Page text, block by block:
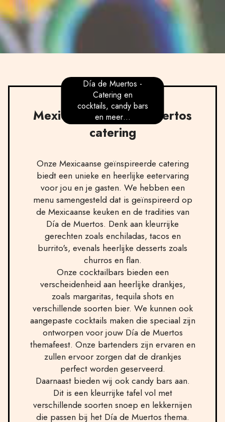
Día de Muertos -
Catering en
cocktails, candy bars
en meer…
Mexicaanse Día de Muertos
catering
Onze Mexicaanse geïnspireerde catering
biedt een unieke en heerlijke eetervaring
voor jou en je gasten. We hebben een
menu samengesteld dat is geïnspireerd op
de Mexicaanse keuken en de tradities van
Día de Muertos. Denk aan kleurrijke
gerechten zoals enchiladas, tacos en
burrito's, evenals heerlijke desserts zoals
churros en flan.
Onze cocktailbars bieden een
verscheidenheid aan heerlijke drankjes,
zoals margaritas, tequila shots en
verschillende soorten bier. We kunnen ook
aangepaste cocktails maken die speciaal zijn
ontworpen voor jouw Día de Muertos
themafeest. Onze bartenders zijn ervaren en
zullen ervoor zorgen dat de drankjes
perfect worden geserveerd.
Daarnaast bieden wij ook candy bars aan.
Dit is een kleurrijke tafel vol met
verschillende soorten snoep en lekkernijen
die passen bij het Día de Muertos thema.